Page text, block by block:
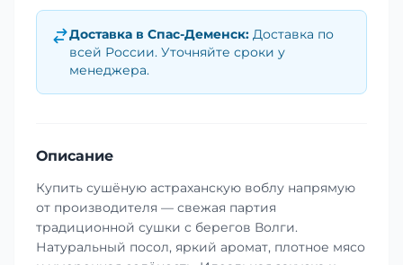
Доставка в Спас-Деменск: Доставка по
всей России. Уточняйте сроки у
менеджера.
Описание
Купить сушёную астраханскую воблу напрямую
от производителя — свежая партия
традиционной сушки с берегов Волги.
Натуральный посол, яркий аромат, плотное мясо